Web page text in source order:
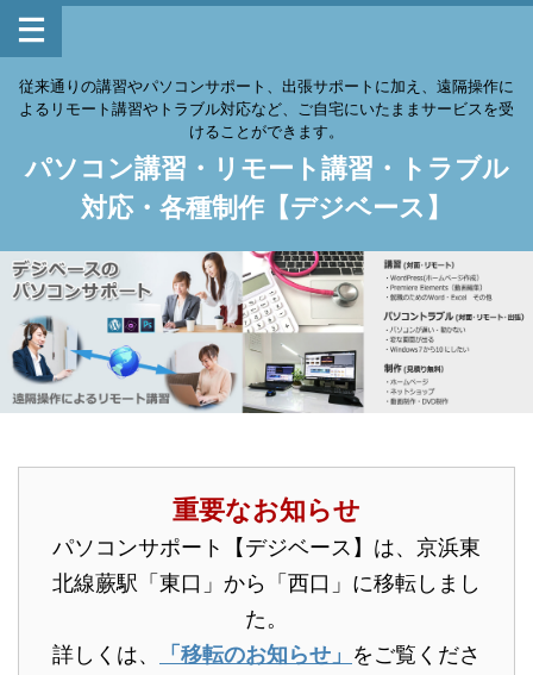
従来通りの講習やパソコンサポート、出張サポートに加え、遠隔操作に
よるリモート講習やトラブル対応など、ご自宅にいたままサービスを受
けることができます。
パソコン講習・リモート講習・トラブル
対応・各種制作【デジベース】
重要なお知らせ
パソコンサポート【デジベース】は、京浜東
北線蕨駅「東口」から「西口」に移転しまし
た。
詳しくは、
「移転のお知らせ」 をご覧くださ